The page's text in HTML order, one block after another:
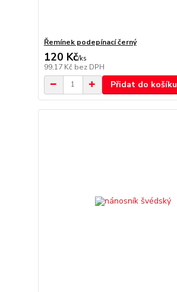
Řemínek podepínací černý
120 Kč/ks
99,17 Kč bez DPH
Přidat do košíku